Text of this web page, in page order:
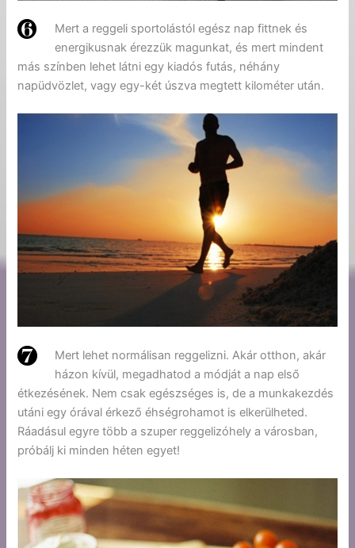
Mert a reggeli sportolástól egész nap fittnek és
energikusnak érezzük magunkat, és mert mindent
más színben lehet látni egy kiadós futás, néhány
napüdvözlet, vagy egy-két úszva megtett kilométer után.
Mert lehet normálisan reggelizni. Akár otthon, akár
házon kívül, megadhatod a módját a nap első
étkezésének. Nem csak egészséges is, de a munkakezdés
utáni egy órával érkező éhségrohamot is elkerülheted.
Ráadásul egyre több a szuper reggelizóhely a városban,
próbálj ki minden héten egyet!